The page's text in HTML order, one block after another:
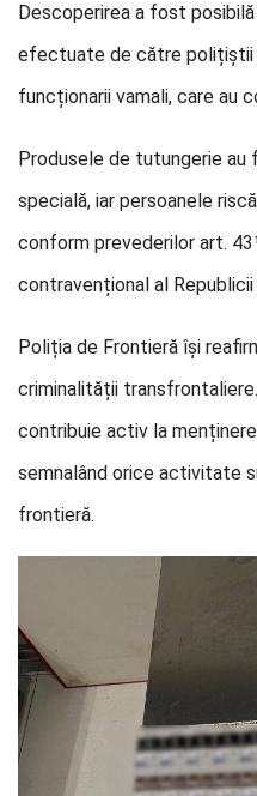
Descoperirea a fost
efectuate de către polițiștii
funcționarii vamali, care au
Produsele de tutungerie
specială, iar persoanele
conform prevederilor art.
contravențional al
Poliția de Frontieră își
criminalității
contribuie activ la
semnalând orice activitate
frontieră.